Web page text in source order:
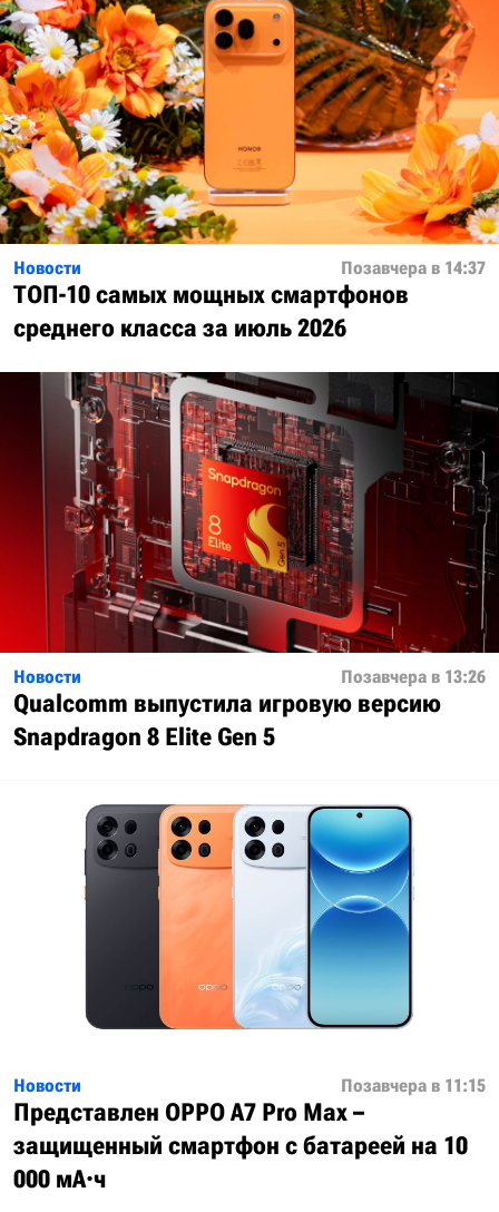
Новости Позавчера в 14:37
ТОП-10 самых мощных смартфонов
среднего класса за июль 2026
Новости Позавчера в 13:26
Qualcomm выпустила игровую версию
Snapdragon 8 Elite Gen 5
Новости Позавчера в 11:15
Представлен OPPO A7 Pro Max –
защищенный смартфон с батареей на 10
000 мА·ч